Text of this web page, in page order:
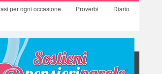
per ogni occasione Proverbi
Diario